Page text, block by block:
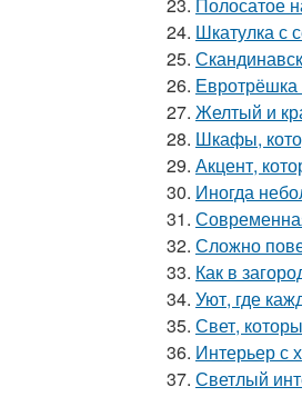
24. Шкатулка с
25.
26. Евротрёшка
27. Желтый и
28. Шкафы,
29. Акцент,
30. Иногда
31.
32. Сложно
33. Как в
34. Уют, где
35. Свет,
36. Интерьер с
37. Светлый